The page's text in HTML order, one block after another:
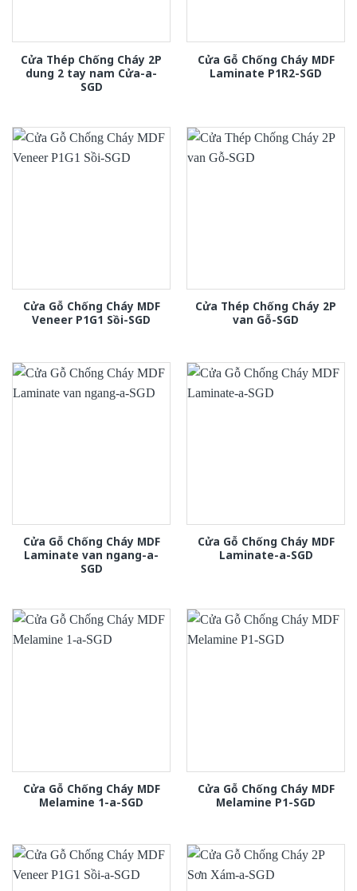
Cửa Thép Chống Cháy 2P
dung 2 tay nam Cửa-a-
SGD
Cửa Gỗ Chống Cháy MDF
Laminate P1R2-SGD
Cửa Gỗ Chống Cháy MDF
Veneer P1G1 Sồi-SGD
Cửa Thép Chống Cháy 2P
van Gỗ-SGD
Cửa Gỗ Chống Cháy MDF
Laminate van ngang-a-
SGD
Cửa Gỗ Chống Cháy MDF
Laminate-a-SGD
Cửa Gỗ Chống Cháy MDF
Melamine 1-a-SGD
Cửa Gỗ Chống Cháy MDF
Melamine P1-SGD